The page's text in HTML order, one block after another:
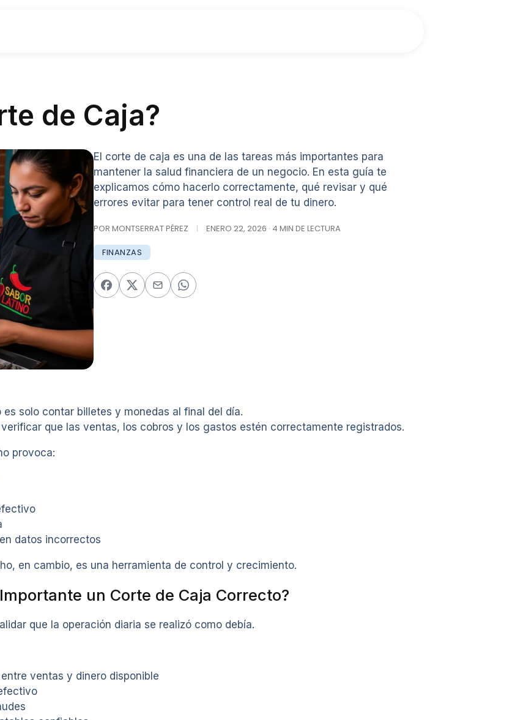
de Caja?
El corte de caja es una de las tareas más importantes para
mantener la salud financiera de un negocio. En esta guía te
explicamos cómo hacerlo correctamente, qué revisar y qué
errores evitar para tener control real de tu dinero.
POR MONTSERRAT PÉREZ | ENERO 22, 2026 · 4 MIN DE LECTURA
FINANZAS
solo contar billetes y monedas al final del día.
que las ventas, los cobros y los gastos estén correctamente registrados.
provoca:
datos incorrectos
en cambio, es una herramienta de control y crecimiento.
un Corte de Caja Correcto?
que la operación diaria se realizó como debía.
ventas y dinero disponible